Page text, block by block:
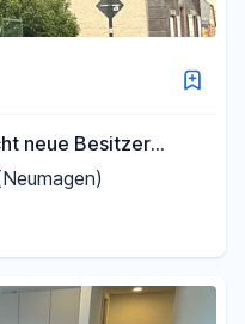
neue Besitzer